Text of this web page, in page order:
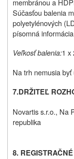
membránou a
Súčasťou balenia
polyetylénových
písomná
Veľkosť balenia:1 x
Na trh nemusia
7.DRŽITEĽ
Novartis s.r.o., Na
republika
8.